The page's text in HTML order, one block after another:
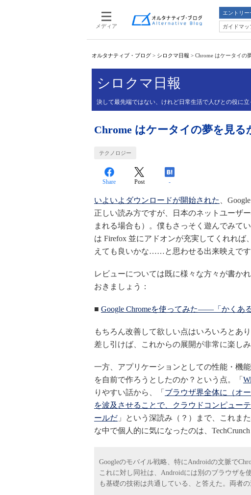
メディア
エントリー
ガイドマッ
オルタナティブ・ブログ > シロクマ日報 > Chrome はケータイの
シロクマ日報
決して最先端ではない、けれど日常生活で人びとの役に立
Chrome はケータイの夢を見る
テクノロジー
Share Post -
いよいよダウンロードが開始された 、
正しい読み方ですが、日本のネットユーザ
まれる場合も）。僕もさっそく遊んでみて
は Firefox 並にアドオンが充実してくれれ
えても良いかな……と思わせる出来映えです
レビューについては既に様々な方々が書か
おきましょう：
■ Google Chromeを使ってみた――「かくあ
もちろん改善して欲しい点はいろいろとあ
差し引けば、これからの展開が非常に楽し
一方、アプリケーションとしての性能・機
を自前で作ろうとしたのか？という点。「
りやすい話から、「 ブラウザ界全体に（オ
を波及させることで、クラウドコンピュー
ールだ 」という深読み（？）まで、これま
な中で個人的に気になったのは、
Googleのモバイル戦略、特にAndroidの文脈で
これに対し同社は、Androidには別のブラウザを
も基礎の技術は共通している、と答えた。両者